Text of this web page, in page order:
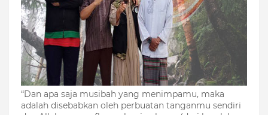
“Dan apa saja musibah yang menimpamu, maka
adalah disebabkan oleh perbuatan tanganmu sendiri